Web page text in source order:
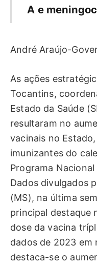
A e
André Araújo-
As ações
Tocantins,
Estado da Saúde
resultaram no
vacinais no
imunizantes do
Programa
Dados divulgados
(MS), na última
principal destaque
dose da vacina
dados de 2023 em
destaca-se o